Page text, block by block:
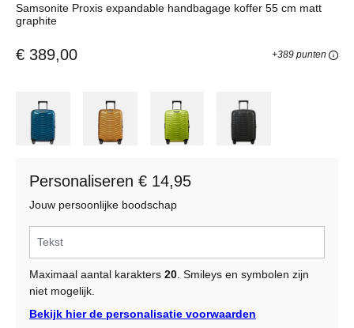
Samsonite Proxis expandable handbagage koffer 55 cm matt
graphite
€ 389,00 +389 punten
Personaliseren € 14,95
Jouw persoonlijke boodschap
Maximaal aantal karakters 20. Smileys en symbolen zijn
niet mogelijk.
Bekijk hier de personalisatie voorwaarden